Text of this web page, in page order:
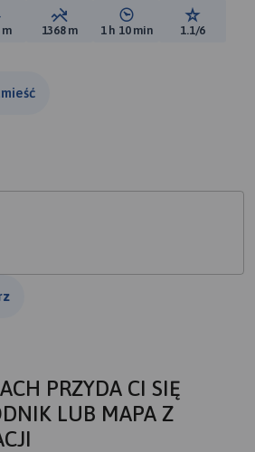
przewyższeń:
m Suma spadków:
1368 m Średni czas potrzebny
1 h 10 min Ocena
1.1/6
PRZYDA CI SIĘ
LUB MAPA Z